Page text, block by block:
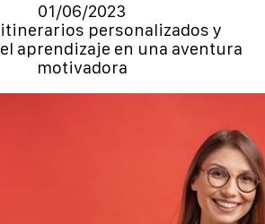
01/06/2023
personalizados y
aprendizaje en una aventura
motivadora